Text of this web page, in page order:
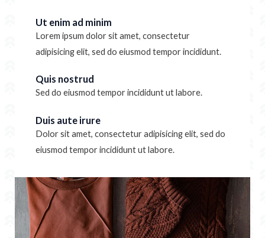
Ut enim ad minim
Lorem ipsum dolor sit amet, consectetur
adipisicing elit, sed do eiusmod tempor incididunt.
Quis nostrud
Sed do eiusmod tempor incididunt ut labore.
Duis aute irure
Dolor sit amet, consectetur adipisicing elit, sed do
eiusmod tempor incididunt ut labore.